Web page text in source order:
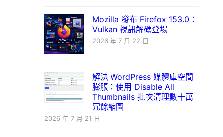
Mozilla 發布 Firefox 153.0：
Vulkan 視訊解碼登場
2026 年 7 月 22 日
解決 WordPress 媒體庫空間
膨脹：使用 Disable All
Thumbnails 批次清理數十萬
冗餘縮圖
2026 年 7 月 21 日